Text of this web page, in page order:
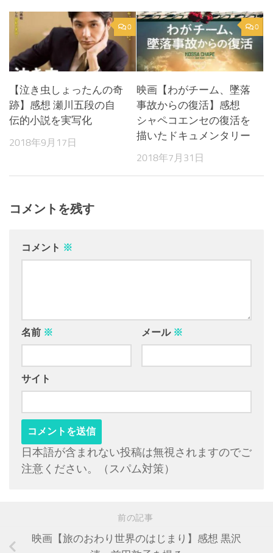
0
【泣き虫しょったんの奇
跡】感想 瀬川五段の自
伝的小説を実写化
2018年9月17日
0
映画【わがチーム、墜落
事故からの復活】感想
シャペコエンセの復活を
描いたドキュメンタリー
2018年7月31日
コメントを残す
コメント ※
名前 ※ メール ※
サイト
日本語が含まれない投稿は無視されますのでご
注意ください。（スパム対策）
前の記事
映画【旅のおわり世界のはじまり】感想 黒沢